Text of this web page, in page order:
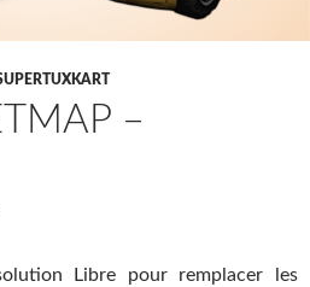
–
Libre pour remplacer les